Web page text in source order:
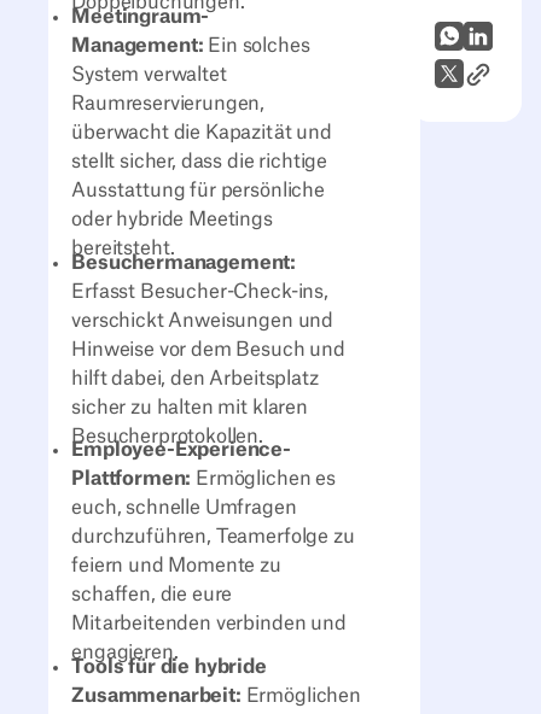
WhatsApp
X (Twitter)
Link
Meetingraum-
Management: Ein solches
System verwaltet
Raumreservierungen,
überwacht die Kapazität und
stellt sicher, dass die richtige
Ausstattung für persönliche
oder hybride Meetings
bereitsteht.
Besuchermanagement:
Erfasst Besucher-Check-ins,
verschickt Anweisungen und
Hinweise vor dem Besuch und
hilft dabei, den Arbeitsplatz
sicher zu halten mit klaren
Besucherprotokollen.
Employee-Experience-
Plattformen: Ermöglichen es
euch, schnelle Umfragen
durchzuführen, Teamerfolge zu
feiern und Momente zu
schaffen, die eure
Mitarbeitenden verbinden und
engagieren.
Tools für die hybride
Zusammenarbeit: Ermöglichen